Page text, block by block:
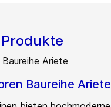
Baureihe Ariete